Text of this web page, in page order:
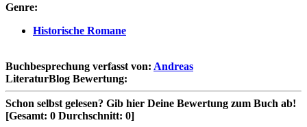
Genre:
Historische Romane
Buchbesprechung verfasst von: Andreas
LiteraturBlog Bewertung:
Schon selbst gelesen? Gib hier Deine Bewertung zum Buch ab!
[Gesamt: 0 Durchschnitt: 0]